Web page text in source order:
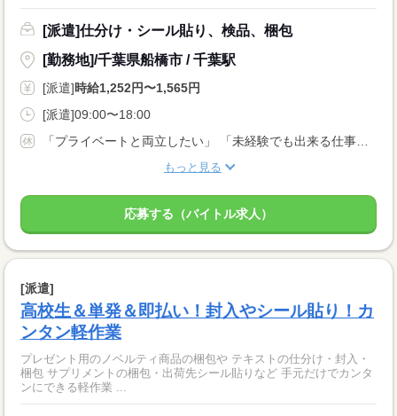
[派遣]仕分け・シール貼り、検品、梱包
[勤務地]/千葉県船橋市 / 千葉駅
[派遣]時給1,252円〜1,565円
[派遣]09:00〜18:00
「プライベートと両立したい」 「未経験でも出来る仕事がしたい」 など… 応募理由は何でもOK！
もっと見る
応募する（バイトル求人）
[派遣]
高校生＆単発＆即払い！封入やシール貼り！カ
ンタン軽作業
プレゼント用のノベルティ商品の梱包や テキストの仕分け・封入・
梱包 サプリメントの梱包・出荷先シール貼りなど 手元だけでカンタ
ンにできる軽作業 ...